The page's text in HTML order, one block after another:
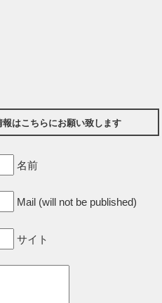
報はこちらにお願い致します
名前
Mail (will not be published)
サイト